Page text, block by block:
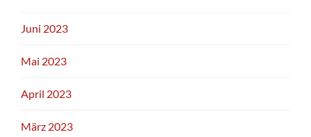
Juni 2023
Mai 2023
April 2023
März 2023